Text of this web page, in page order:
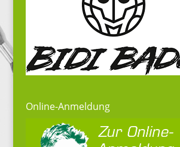
Online-Anmeldung